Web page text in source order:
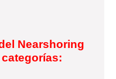
Nearshoring